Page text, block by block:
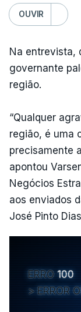
OUVIR
Na entrevista,
governante
região.
“Qualquer
região, é uma
precisamente
apontou
Negócios
aos enviados
José Pinto
ERRO 100
ERROR